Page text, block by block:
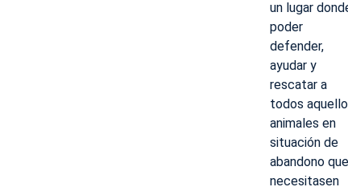
un lugar
poder
defender,
ayudar y
rescatar a
todos
animales en
situación de
abandono que
necesitasen